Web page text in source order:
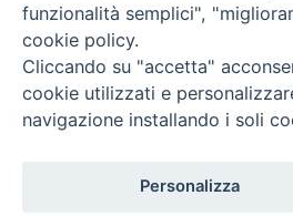
- Tutti i diritti riservati - Vita
funzionalità semplici",
cookie policy.
Cliccando su "accetta"
cookie utilizzati e
navigazione installando i soli
Personalizza